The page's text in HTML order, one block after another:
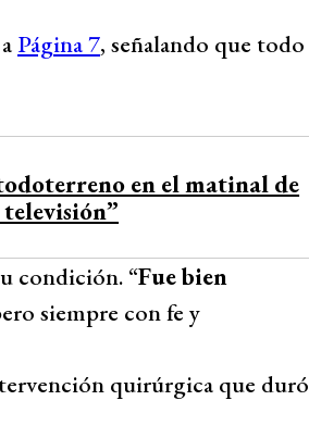
Página 7, señalando que todo
en el matinal de
condición. “Fue bien
siempre con fe y
quirúrgica que duró